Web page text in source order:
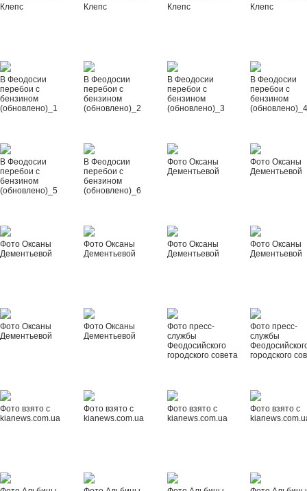
Клепс
Клепс
Клепс
Клепс
В Феодосии
перебои с
бензином
(обновлено)_1
В Феодосии
перебои с
бензином
(обновлено)_2
В Феодосии
перебои с
бензином
(обновлено)_3
В Феодосии
перебои с
бензином
В Феодосии
перебои с
бензином
(обновлено)_5
В Феодосии
перебои с
бензином
(обновлено)_6
Фото Оксаны
Дементьевой
Фото Оксаны
Дементьевой
Фото Оксаны
Дементьевой
Фото Оксаны
Дементьевой
Фото Оксаны
Дементьевой
Фото Оксаны
Дементьевой
Фото Оксаны
Дементьевой
Фото Оксаны
Дементьевой
Фото пресс-
службы
Феодосийского
городского совета
Фото пресс-
службы
городского
Фото взято с
kianews.com.ua
Фото взято с
kianews.com.ua
Фото взято с
kianews.com.ua
Фото взято с